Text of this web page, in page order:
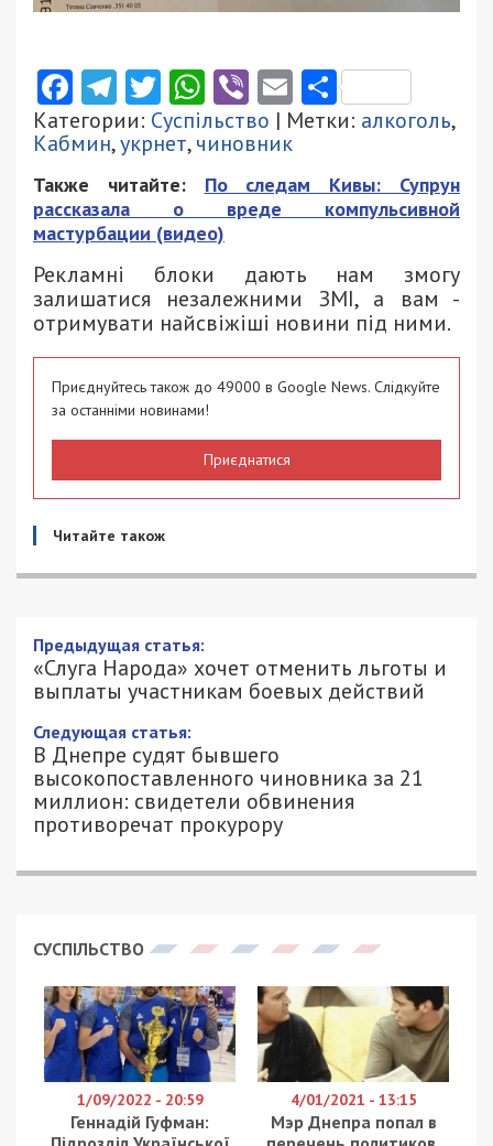
Facebook
Telegram
Twitter
WhatsApp
ViberEmail
Категории: Суспільство | Метки: алкоголь,
Кабмин,укрнет,чиновник
Также читайте: По следам Кивы: Супрун
рассказала о вреде компульсивной
мастурбации (видео)
Рекламні блоки дають нам змогу
залишатися незалежними ЗМІ, а вам -
отримувати найсвіжіші новини під ними.
Приєднуйтесь також до 49000 в Google News. Слідкуйте
за останніми новинами!
Приєднатися
Читайте також
«Слуга Народа» хочет отменить льготы
и выплаты участникам боевых
действий
4/10/2019 - 15:57
ИВАН ДУЗЬ - СПЕЦИАЛЬНО ДЛЯ
49000.COM.UA
3394
новые законопроекты, так и инициативы по
отменить льготы и социальные выплаты
по контракту.
Об этом заявила председатель комитета
Верховной Рады Украины по вопросам
социальной политики и защиты прав ветеранов,
нардеп Галина Третьякова в интервью
изданию «АрмияInform».